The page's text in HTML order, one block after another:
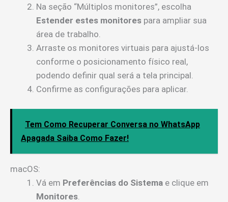
Na seção “Múltiplos monitores”, escolha
Estender estes monitores para ampliar sua
área de trabalho.
Arraste os monitores virtuais para ajustá-los
conforme o posicionamento físico real,
podendo definir qual será a tela principal.
Confirme as configurações para aplicar.
Tem Como Recuperar Conversa no WhatsApp
Apagada Saiba Como Fazer!
macOS:
Vá em Preferências do Sistema e clique em
Monitores.